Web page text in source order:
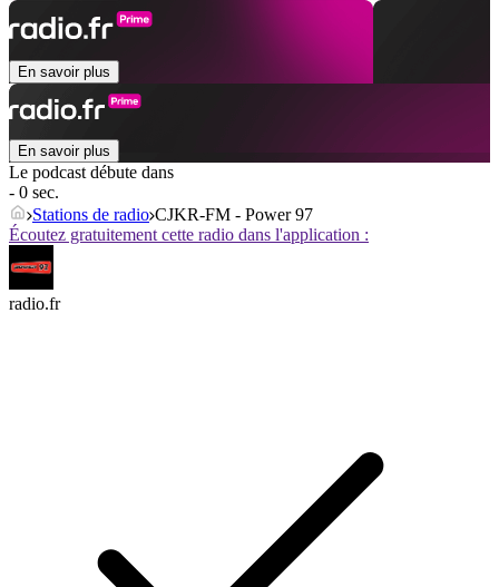
En savoir plus
En savoir plus
Le podcast débute dans
- 0 sec.
Stations de radio CJKR-FM - Power 97
Écoutez gratuitement cette radio dans l'application :
radio.fr